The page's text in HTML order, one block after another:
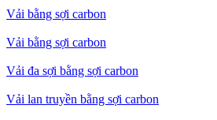
Vải bằng sợi carbon
Vải bằng sợi carbon
Vải đa sợi bằng sợi carbon
Vải lan truyền bằng sợi carbon